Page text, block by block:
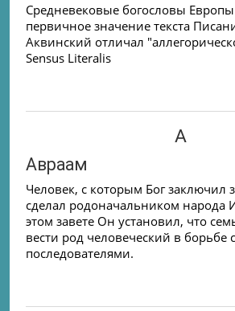
Средневековые богословы
первичное значение текста
Аквинский отличал
Sensus Literalis
А
Авраам
Человек, с которым Бог заключил
сделал родоначальником народа
этом завете Он установил, что
вести род человеческий в борьбе
последователями.